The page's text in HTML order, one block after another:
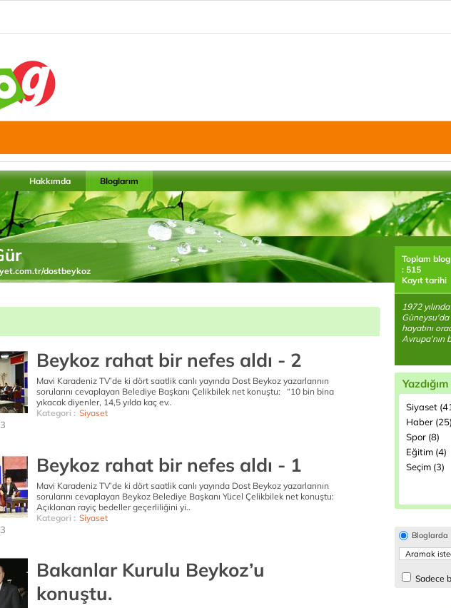
Hakkımda Bloglarım
dostbeykoz
Beykoz rahat bir nefes aldı - 2
Mavi Karadeniz TV’de ki dört saatlik canlı yayında Dost Beykoz yazarlarının
sorularını cevaplayan Belediye Başkanı Çelikbilek net konuştu: “10 bin bina
yıkacak diyenler, 14,5 yılda kaç ev..
Kategori : Siyaset
Beykoz rahat bir nefes aldı - 1
Mavi Karadeniz TV’de ki dört saatlik canlı yayında Dost Beykoz yazarlarının
sorularını cevaplayan Beykoz Belediye Başkanı Yücel Çelikbilek net konuştu:
Açıklanan rayiç bedeller geçerliliğini yi..
Kategori : Siyaset
Bakanlar Kurulu Beykoz’u
konuştu.
Toplam blog
: 515
Kayıt tarihi
1972
hayatını
Avrupa'nın
Siyaset
Haber (25)
Spor (8)
Eğitim (4)
Seçim (3)
Bloglarda
Sadece